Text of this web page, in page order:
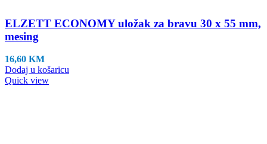
ELZETT ECONOMY uložak za bravu 30 x 55 mm,
mesing
16,60 KM
Dodaj u košaricu
Quick view